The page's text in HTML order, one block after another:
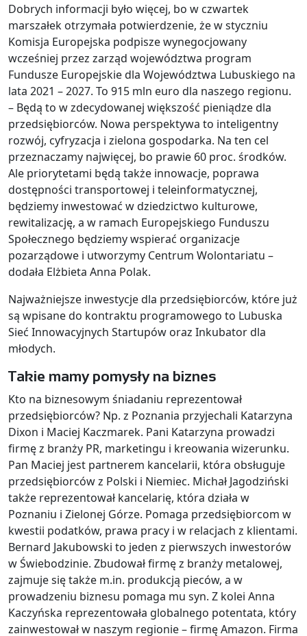
Dobrych informacji było więcej, bo w czwartek
marszałek otrzymała potwierdzenie, że w styczniu
Komisja Europejska podpisze wynegocjowany
wcześniej przez zarząd województwa program
Fundusze Europejskie dla Województwa Lubuskiego na
lata 2021 – 2027. To 915 mln euro dla naszego regionu.
– Będą to w zdecydowanej większość pieniądze dla
przedsiębiorców. Nowa perspektywa to inteligentny
rozwój, cyfryzacja i zielona gospodarka. Na ten cel
przeznaczamy najwięcej, bo prawie 60 proc. środków.
Ale priorytetami będą także innowacje, poprawa
dostępności transportowej i teleinformatycznej,
będziemy inwestować w dziedzictwo kulturowe,
rewitalizację, a w ramach Europejskiego Funduszu
Społecznego będziemy wspierać organizacje
pozarządowe i utworzymy Centrum Wolontariatu –
dodała Elżbieta Anna Polak.
Najważniejsze inwestycje dla przedsiębiorców, które już
są wpisane do kontraktu programowego to Lubuska
Sieć Innowacyjnych Startupów oraz Inkubator dla
młodych.
Takie mamy pomysły na biznes
Kto na biznesowym śniadaniu reprezentował
przedsiębiorców? Np. z Poznania przyjechali Katarzyna
Dixon i Maciej Kaczmarek. Pani Katarzyna prowadzi
firmę z branży PR, marketingu i kreowania wizerunku.
Pan Maciej jest partnerem kancelarii, która obsługuje
przedsiębiorców z Polski i Niemiec. Michał Jagodziński
także reprezentował kancelarię, która działa w
Poznaniu i Zielonej Górze. Pomaga przedsiębiorcom w
kwestii podatków, prawa pracy i w relacjach z klientami.
Bernard Jakubowski to jeden z pierwszych inwestorów
w Świebodzinie. Zbudował firmę z branży metalowej,
zajmuje się także m.in. produkcją pieców, a w
prowadzeniu biznesu pomaga mu syn. Z kolei Anna
Kaczyńska reprezentowała globalnego potentata, który
zainwestował w naszym regionie – firmę Amazon. Firma